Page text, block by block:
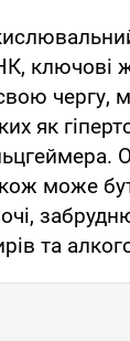
ключові
чергу,
як
може
та